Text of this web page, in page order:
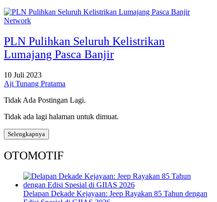
Network
PLN Pulihkan Seluruh Kelistrikan
Lumajang Pasca Banjir
10 Juli 2023
Aji Tunang Pratama
Tidak Ada Postingan Lagi.
Tidak ada lagi halaman untuk dimuat.
Selengkapnya
OTOMOTIF
Delapan Dekade Kejayaan: Jeep Rayakan 85 Tahun dengan